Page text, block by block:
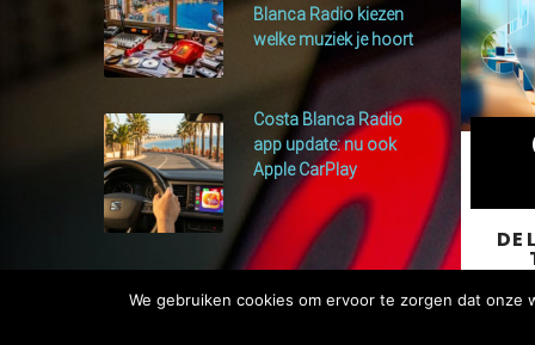
Blanca Radio kiezen
welke muziek je hoort
Costa Blanca Radio
app update: nu ook
Apple CarPlay
DE
Je
We gebruiken cookies om ervoor te zorgen dat